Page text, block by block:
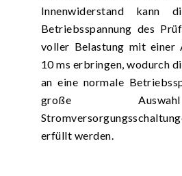
Innenwiderstand kann
Betriebsspannung des
voller Belastung mit einer
10 ms erbringen, wodurch
an eine normale
große
erfüllt werden.